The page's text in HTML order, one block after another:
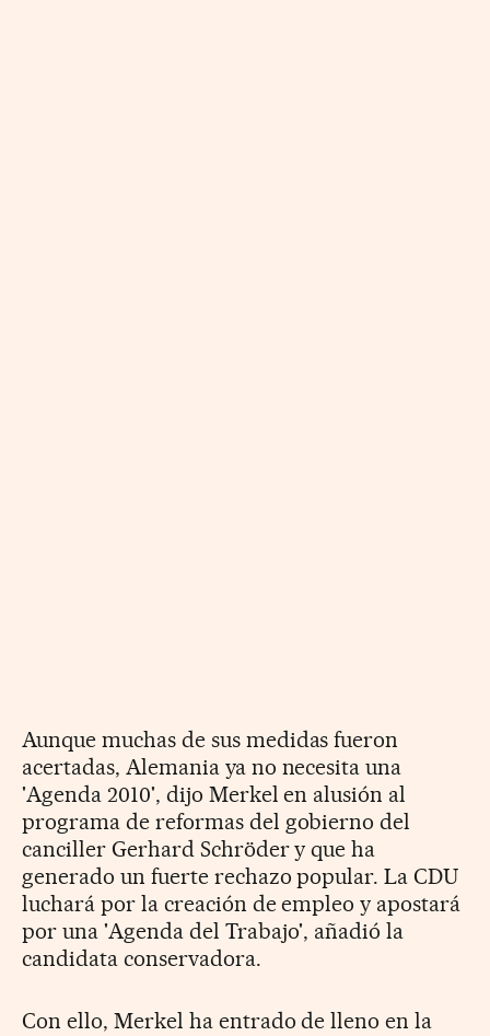
Aunque muchas de sus medidas fueron
acertadas, Alemania ya no necesita una
'Agenda 2010', dijo Merkel en alusión al
programa de reformas del gobierno del
canciller Gerhard Schröder y que ha
generado un fuerte rechazo popular. La CDU
luchará por la creación de empleo y apostará
por una 'Agenda del Trabajo', añadió la
candidata conservadora.
Con ello, Merkel ha entrado de lleno en la